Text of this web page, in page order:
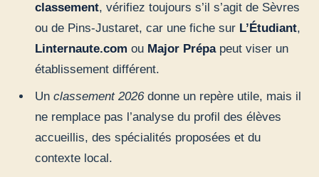
classement, vérifiez toujours s’il s’agit de Sèvres
ou de Pins-Justaret, car une fiche sur L’Étudiant,
Linternaute.com ou Major Prépapeut viser un
établissement différent.
Un classement 2026donne un repère utile, mais il
ne remplace pas l’analyse du profil des élèves
accueillis, des spécialités proposées et du
contexte local.